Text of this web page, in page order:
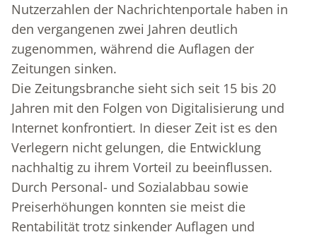
Nutzerzahlen der Nachrichtenportale haben in
den vergangenen zwei Jahren deutlich
zugenommen, während die Auflagen der
Zeitungen sinken.
Die Zeitungsbranche sieht sich seit 15 bis 20
Jahren mit den Folgen von Digitalisierung und
Internet konfrontiert. In dieser Zeit ist es den
Verlegern nicht gelungen, die Entwicklung
nachhaltig zu ihrem Vorteil zu beeinflussen.
Durch Personal- und Sozialabbau sowie
Preiserhöhungen konnten sie meist die
Rentabilität trotz sinkender Auflagen und